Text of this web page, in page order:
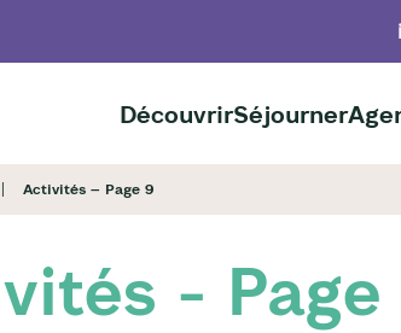
ℹ️
DécouvrirSéjourner
Activités – Page 9
- Page